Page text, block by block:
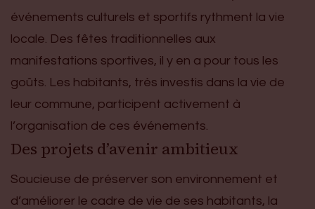
événements culturels et sportifs rythment la vie
locale. Des fêtes traditionnelles aux
manifestations sportives, il y en a pour tous les
goûts. Les habitants, très investis dans la vie de
leur commune, participent activement à
l’organisation de ces événements.
Des projets d’avenir ambitieux
Soucieuse de préserver son environnement et
d’améliorer le cadre de vie de ses habitants, la